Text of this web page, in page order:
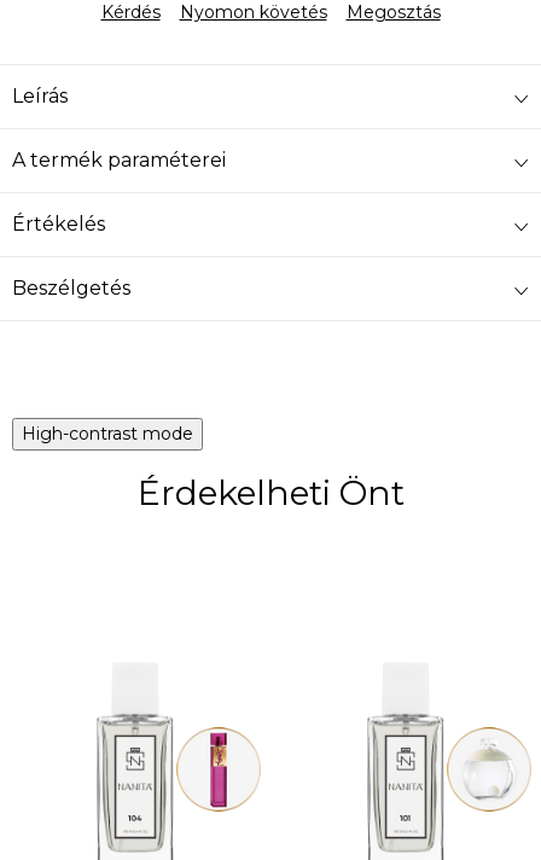
Kérdés Nyomon követés Megosztás
Leírás
A termék paraméterei
Értékelés
Beszélgetés
High-contrast mode
Érdekelheti Önt